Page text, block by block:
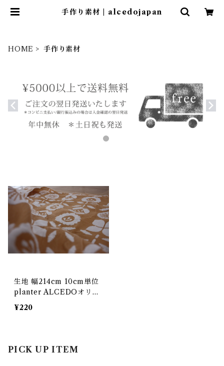
手作り素材 | alcedojapan
HOME 手作り素材
生地 幅214cm 10cm単位
planter ALCEDOオリジ
ナルテキスタイル
¥220
PICK UP ITEM